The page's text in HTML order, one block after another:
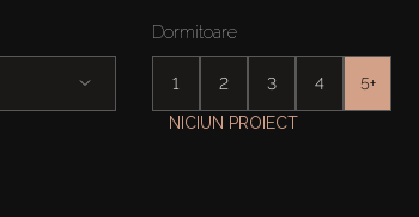
Dormitoare
1 2 3 4 5+
NICIUN PROIECT